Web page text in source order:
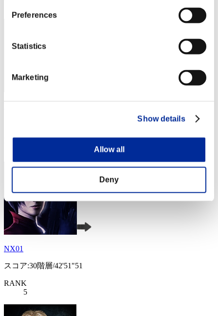
Preferences
Statistics
Marketing
Show details
Allow all
Deny
RANK
NX01
スコア:30階層/42'51"51
RANK
5